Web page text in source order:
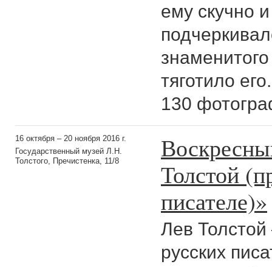
ему скучно
тяготило
130
16 октября – 20 ноября 2016 г.
Государственный музей Л.Н.
Толстого, Пречистенка, 11/8
Толстой
писателе)»
Лев
русских